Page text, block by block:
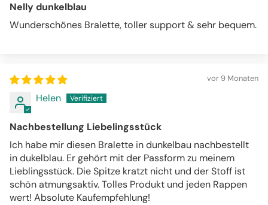
Nelly dunkelblau
Wunderschönes Bralette, toller support & sehr bequem.
vor 9 Monaten
Helen
Nachbestellung Liebelingsstück
Ich habe mir diesen Bralette in dunkelbau nachbestellt
in dukelblau. Er gehört mit der Passform zu meinem
Lieblingsstück. Die Spitze kratzt nicht und der Stoff ist
schön atmungsaktiv. Tolles Produkt und jeden Rappen
wert! Absolute Kaufempfehlung!